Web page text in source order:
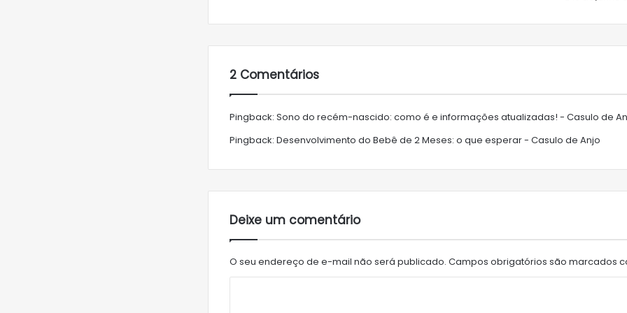
2 Comentários
Pingback: Sono do recém-nascido: como é e informações atualizadas! - Casulo de
Pingback: Desenvolvimento do Bebê de 2 Meses: o que esperar - Casulo de Anjo
Deixe um comentário
O seu endereço de e-mail não será publicado. Campos obrigatórios são marcados